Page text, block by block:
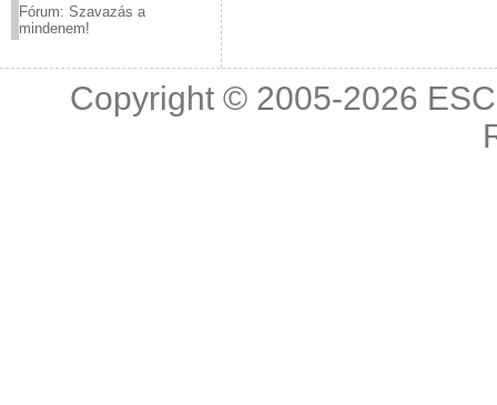
Fórum: Szavazás a
mindenem!
Copyright © 2005-2026